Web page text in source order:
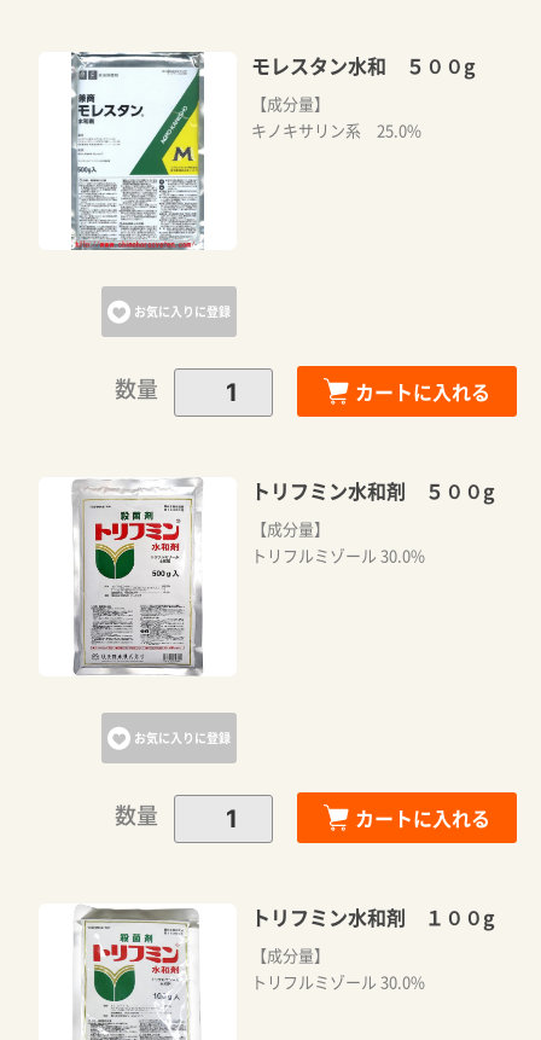
お気に入りに登録
モレスタン水和 ５００g
【成分量】
キノキサリン系 25.0%
数量 カートに入れる
お気に入りに登録
トリフミン水和剤 ５００g
【成分量】
トリフルミゾール 30.0%
数量 カートに入れる
トリフミン水和剤 １００g
【成分量】
トリフルミゾール 30.0%